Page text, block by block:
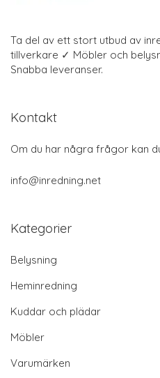
Ta del av ett stort utbud av
tillverkare ✓ Möbler och
Snabba leveranser.
Kontakt
Om du har några frågor kan
info@inredning.net
Kategorier
Belysning
Heminredning
Kuddar och plädar
Möbler
Varumärken